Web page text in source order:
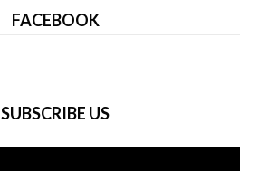
FACEBOOK
SUBSCRIBE US